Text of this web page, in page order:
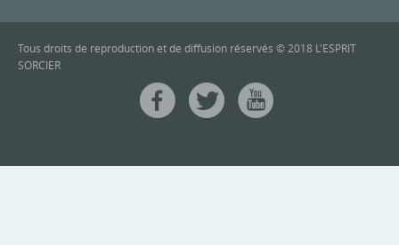
Tous droits de reproduction et de diffusion réservés © 2018 L'ESPRIT
SORCIER